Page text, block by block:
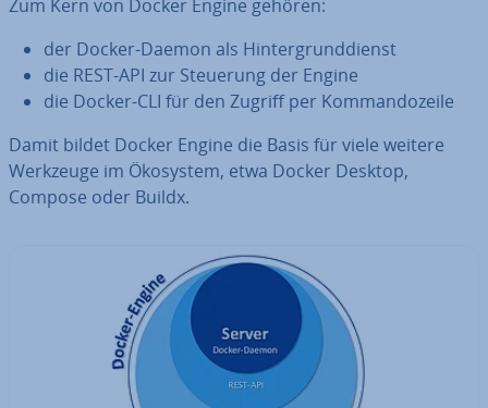
Zum Kern von Docker Engine gehören:
der Docker-Daemon als Hin­ter­grund­dienst
die REST-API zur Steuerung der Engine
die Docker-CLI für den Zugriff per Kom­man­do­zei­le
Damit bildet Docker Engine die Basis für viele weitere
Werkzeuge im Ökosystem, etwa Docker Desktop,
Compose oder Buildx.